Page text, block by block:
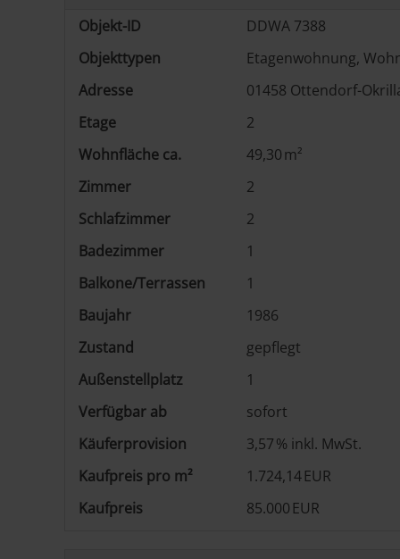
Objekt-ID
DDWA 7388
Objekttypen
Etagenwohnung,
Adresse
01458 Ottendorf-
Etage
2
Wohnfläche ca.
49,30 m²
Zimmer
2
Schlafzimmer
2
Badezimmer
1
Balkone/Terrassen
1
Baujahr
1986
Zustand
gepflegt
Außen­stellplatz
1
Verfügbar ab
sofort
Käufer­provision
3,57 % inkl. MwSt.
Kaufpreis pro m²
1.724,14 EUR
Kaufpreis
85.000 EUR